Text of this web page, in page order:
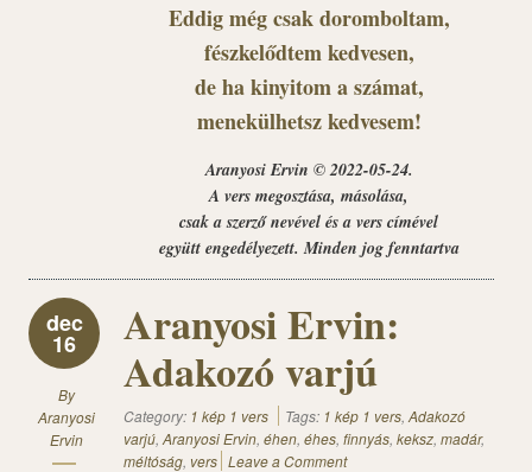
Eddig még csak doromboltam,
fészkelődtem kedvesen,
de ha kinyitom a számat,
menekülhetsz kedvesem!
Aranyosi Ervin © 2022-05-24.
A vers megosztása, másolása,
csak a szerző nevével és a vers címével
együtt engedélyezett. Minden jog fenntartva
dec
16
By
Aranyosi
Ervin
Aranyosi Ervin:
Adakozó varjú
Category: 1 kép 1 vers Tags: 1 kép 1 vers, Adakozó
varjú, Aranyosi Ervin, éhen, éhes, finnyás, keksz, madár,
méltóság, vers Leave a Comment